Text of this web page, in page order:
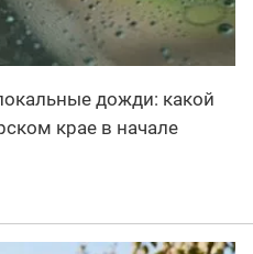
дожди: какой
крае в начале